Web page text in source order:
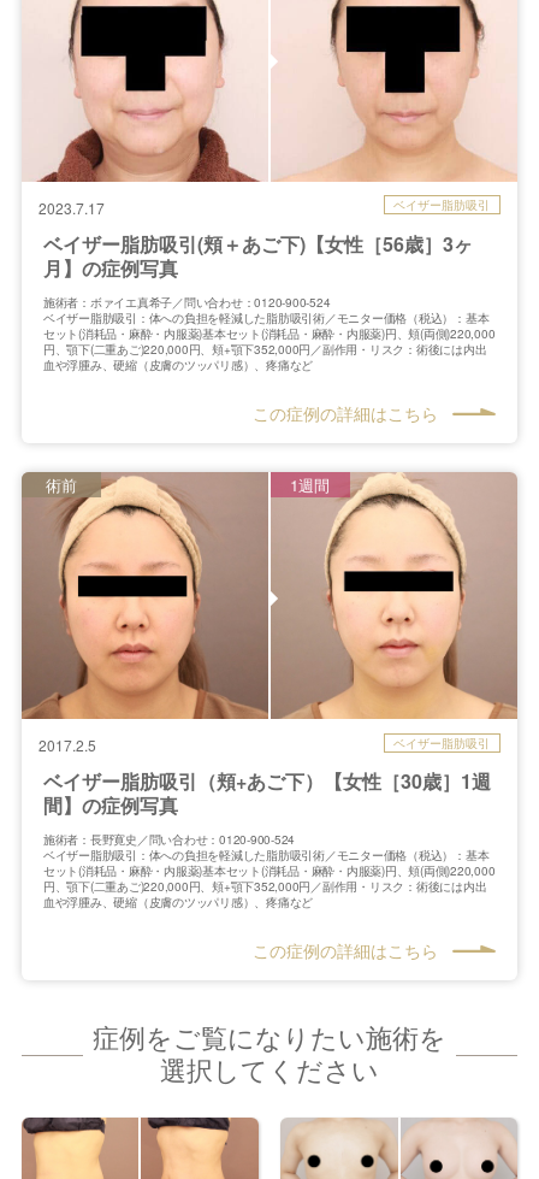
2023.7.17 ベイザー脂肪吸引
ベイザー脂肪吸引(頬＋あご下)【女性［56歳］3ヶ
月】の症例写真
施術者：ボァイエ真希子／問い合わせ：0120-900-524
ベイザー脂肪吸引：体への負担を軽減した脂肪吸引術／モニター価格（税込）：基本
セット(消耗品・麻酔・内服薬)基本セット(消耗品・麻酔・内服薬)円、頬(両側)220,000
円、顎下(二重あご)220,000円、頬+顎下352,000円／副作用・リスク：術後には内出
血や浮腫み、硬縮（皮膚のツッパリ感）、疼痛など
この症例の詳細はこちら
2017.2.5 ベイザー脂肪吸引
ベイザー脂肪吸引（頬+あご下）【女性［30歳］1週
間】の症例写真
術前 1週間
施術者：長野寛史／問い合わせ：0120-900-524
ベイザー脂肪吸引：体への負担を軽減した脂肪吸引術／モニター価格（税込）：基本
セット(消耗品・麻酔・内服薬)基本セット(消耗品・麻酔・内服薬)円、頬(両側)220,000
円、顎下(二重あご)220,000円、頬+顎下352,000円／副作用・リスク：術後には内出
血や浮腫み、硬縮（皮膚のツッパリ感）、疼痛など
この症例の詳細はこちら
症例をご覧になりたい施術を
選択してください